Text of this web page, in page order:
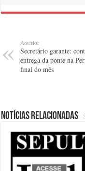
Anterior
Secretário garante:
entrega da ponte na
final do mês
Notícias relacionadas